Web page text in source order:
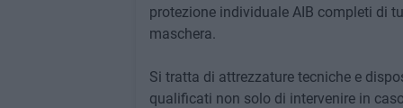
protezione individuale AIB completi di
maschera.
Si tratta di attrezzature tecniche e
qualificati non solo di intervenire in